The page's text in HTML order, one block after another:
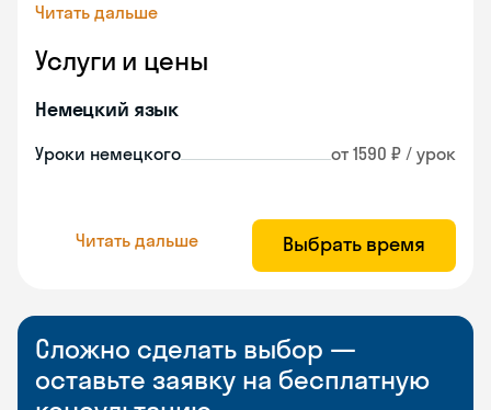
Читать дальше
Услуги и цены
Немецкий язык
Уроки немецкого от 1590 ₽ / урок
Читать дальше Выбрать время
Сложно сделать выбор —
оставьте заявку на бесплатную